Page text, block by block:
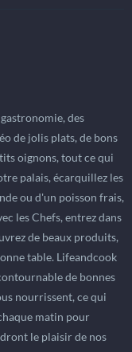
des
de jolis plats, de bons
oignons, tout ce qui
palais, écarquillez les
ou d'un poisson frais,
les Chefs, entrez dans
de beaux produits,
table. Lifeandcook
de bonnes
nourrissent, ce qui
matin pour
le plaisir de nos